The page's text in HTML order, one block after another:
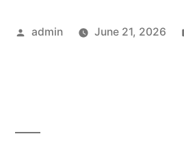
Gizi?
Posted
admin June 21, 2026